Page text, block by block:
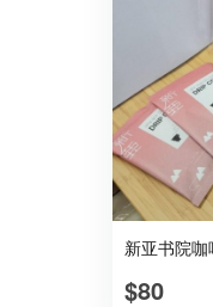
新亚书院
$80